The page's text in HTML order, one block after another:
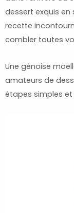
dessert exquis en
recette
combler toutes
Une génoise
amateurs de
étapes simples et